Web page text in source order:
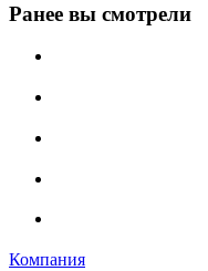
Ранее вы смотрели
Компания